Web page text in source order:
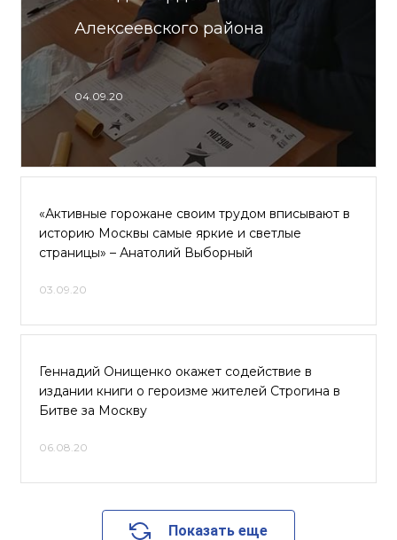
Алексеевского района
04.09.20
«Активные горожане своим трудом вписывают в
историю Москвы самые яркие и светлые
страницы» – Анатолий Выборный
03.09.20
Геннадий Онищенко окажет содействие в
издании книги о героизме жителей Строгина в
Битве за Москву
06.08.20
Показать еще